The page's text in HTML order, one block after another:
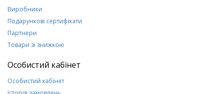
Виробники
Подарункові сертифікати
Партнери
Товари зі знижкою
Особистий кабінет
Особистий кабінет